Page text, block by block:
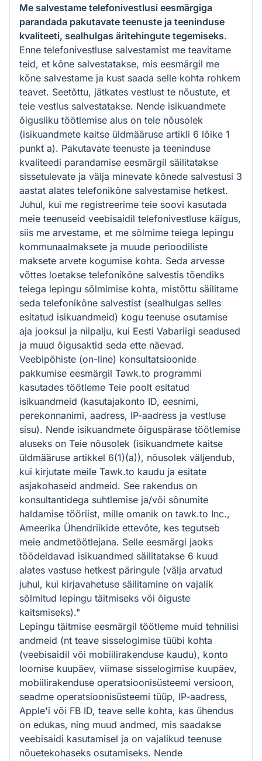
Me salvestame telefonivestlusi eesmärgiga
parandada pakutavate teenuste ja teeninduse
kvaliteeti, sealhulgas äritehingute tegemiseks.
Enne telefonivestluse salvestamist me teavitame
teid, et kõne salvestatakse, mis eesmärgil me
kõne salvestame ja kust saada selle kohta rohkem
teavet. Seetõttu, jätkates vestlust te nõustute, et
teie vestlus salvestatakse. Nende isikuandmete
õigusliku töötlemise alus on teie nõusolek
(isikuandmete kaitse üldmääruse artikli 6 lõike 1
punkt a). Pakutavate teenuste ja teeninduse
kvaliteedi parandamise eesmärgil säilitatakse
sissetulevate ja välja minevate kõnede salvestusi 3
aastat alates telefonikõne salvestamise hetkest.
Juhul, kui me registreerime teie soovi kasutada
meie teenuseid veebisaidil telefonivestluse käigus,
siis me arvestame, et me sõlmime teiega lepingu
kommunaalmaksete ja muude perioodiliste
maksete arvete kogumise kohta. Seda arvesse
võttes loetakse telefonikõne salvestis tõendiks
teiega lepingu sõlmimise kohta, mistõttu säilitame
seda telefonikõne salvestist (sealhulgas selles
esitatud isikuandmeid) kogu teenuse osutamise
aja jooksul ja niipalju, kui Eesti Vabariigi seadused
ja muud õigusaktid seda ette näevad.
Veebipõhiste (on-line) konsultatsioonide
pakkumise eesmärgil Tawk.to programmi
kasutades töötleme Teie poolt esitatud
isikuandmeid (kasutajakonto ID, eesnimi,
perekonnanimi, aadress, IP-aadress ja vestluse
sisu). Nende isikuandmete õiguspärase töötlemise
aluseks on Teie nõusolek (isikuandmete kaitse
üldmääruse artikkel 6(1)(a)), nõusolek väljendub,
kui kirjutate meile Tawk.to kaudu ja esitate
asjakohaseid andmeid. See rakendus on
konsultantidega suhtlemise ja/või sõnumite
haldamise tööriist, mille omanik on tawk.to Inc.,
Ameerika Ühendriikide ettevõte, kes tegutseb
meie andmetöötlejana. Selle eesmärgi jaoks
töödeldavad isikuandmed säilitatakse 6 kuud
alates vastuse hetkest päringule (välja arvatud
juhul, kui kirjavahetuse säilitamine on vajalik
sõlmitud lepingu täitmiseks või õiguste
kaitsmiseks)."
Lepingu täitmise eesmärgil töötleme muid tehnilisi
andmeid (nt teave sisselogimise tüübi kohta
(veebisaidil või mobiilirakenduse kaudu), konto
loomise kuupäev, viimase sisselogimise kuupäev,
mobiilirakenduse operatsioonisüsteemi versioon,
seadme operatsioonisüsteemi tüüp, IP-aadress,
Apple'i või FB ID, teave selle kohta, kas ühendus
on edukas, ning muud andmed, mis saadakse
veebisaidi kasutamisel ja on vajalikud teenuse
nõuetekohaseks osutamiseks. Nende